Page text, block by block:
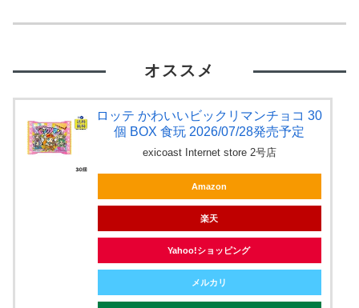
オススメ
ロッテ かわいいビックリマンチョコ 30
個 BOX 食玩 2026/07/28発売予定
exicoast Internet store 2号店
Amazon
楽天
Yahoo!ショッピング
メルカリ